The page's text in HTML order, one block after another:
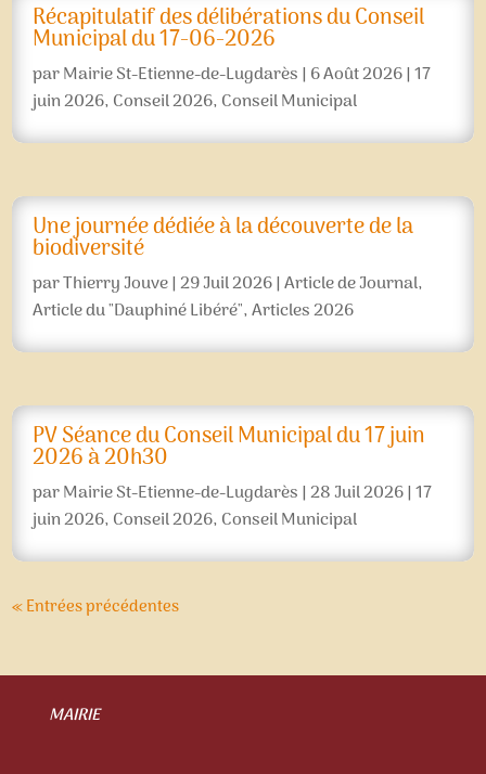
Récapitulatif des délibérations du Conseil
Municipal du 17-06-2026
parMairie St-Etienne-de-Lugdarès| 6 Août 2026|17
juin 2026, Conseil 2026, Conseil Municipal
Une journée dédiée à la découverte de la
biodiversité
parThierry Jouve|29 Juil 2026|Article de Journal,
Article du "Dauphiné Libéré",Articles 2026
PV Séance du Conseil Municipal du 17 juin
2026 à 20h30
parMairie St-Etienne-de-Lugdarès|28 Juil 2026|17
juin 2026, Conseil 2026, Conseil Municipal
« Entrées précédentes
MAIRIE